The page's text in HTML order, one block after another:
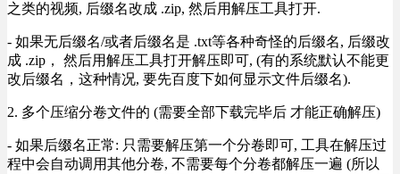
之类的视频, 后缀名改成 .zip, 然后用解压工具打开.
- 如果无后缀名/或者后缀名是 .txt等各种奇怪的后缀名, 后缀改
成 .zip， 然后用解压工具打开解压即可, (有的系统默认不能更
改后缀名，这种情况, 要先百度下如何显示文件后缀名).
2. 多个压缩分卷文件的 (需要全部下载完毕后 才能正确解压)
- 如果后缀名正常: 只需要解压第一个分卷即可, 工具在解压过
程中会自动调用其他分卷, 不需要每个分卷都解压一遍 (所以